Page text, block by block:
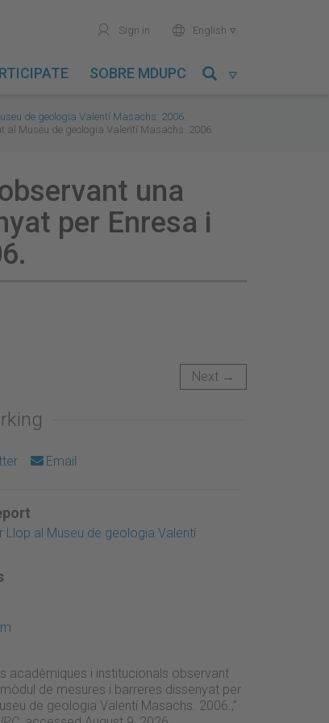
user Sign in world English 
SOBRE MDUPC 
de geologia Valentí Masachs. 2006.
Museu de geologia Valentí Masachs. 2006.
una
per Enresa i
Next →
Email
Llop al Museu de geologia Valentí
acadèmiques i institucionals observant
de mesures i barreres dissenyat per
de geologia Valentí Masachs. 2006.,”